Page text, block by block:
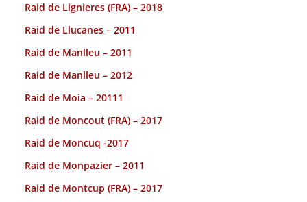
Raid de Lignieres (FRA) – 2018
Raid de Llucanes – 2011
Raid de Manlleu – 2011
Raid de Manlleu – 2012
Raid de Moia – 20111
Raid de Moncout (FRA) – 2017
Raid de Moncuq -2017
Raid de Monpazier – 2011
Raid de Montcup (FRA) – 2017